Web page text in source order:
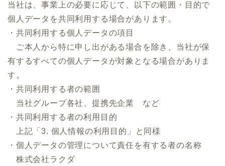
当社は、事業上の必要に応じて、以下の範囲・目的で
個人データを共同利用する場合があります。
・共同利用する個人データの項目
ご本人から特に申し出がある場合を除き、当社が保
有するすべての個人データが対象となる場合がありま
す。
・共同利用する者の範囲
当社グループ各社、提携先企業 など
・共同利用する者の利用目的
上記「3. 個人情報の利用目的」と同様
・個人データの管理について責任を有する者の名称
株式会社ラクダ